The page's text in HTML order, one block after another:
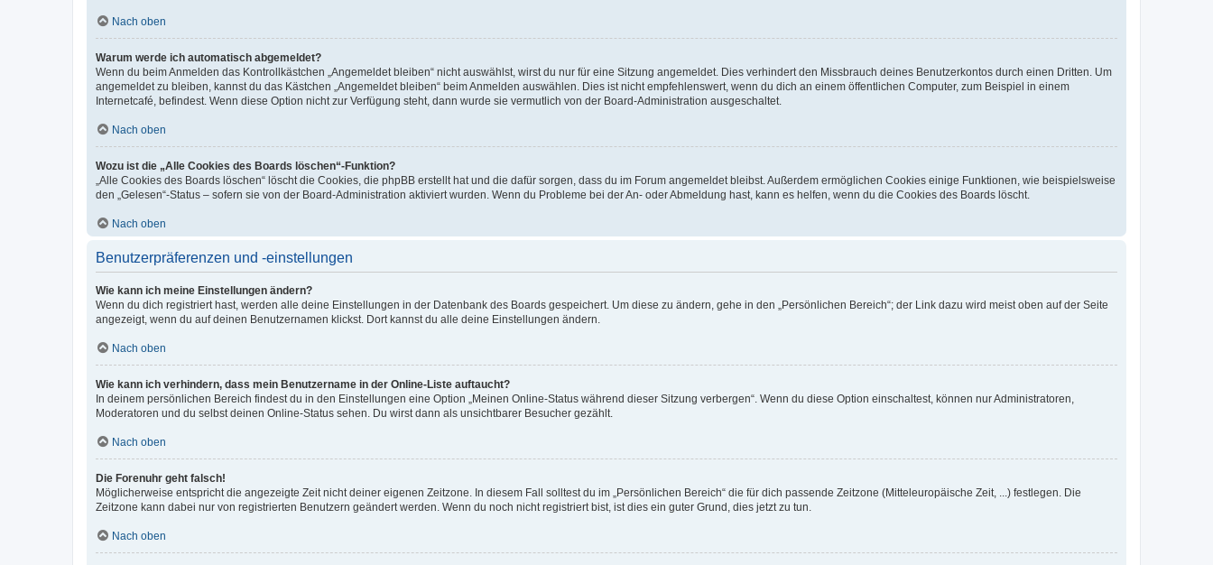
Nach oben
Warum werde ich automatisch abgemeldet?
Wenn du beim Anmelden das Kontrollkästchen „Angemeldet bleiben“ nicht auswählst, wirst du nur für eine Sitzung angemeldet. Dies verhindert den Missbrauch deines Benutzerkontos durch einen Dritten. Um
angemeldet zu bleiben, kannst du das Kästchen „Angemeldet bleiben“ beim Anmelden auswählen. Dies ist nicht empfehlenswert, wenn du dich an einem öffentlichen Computer, zum Beispiel in einem
Internetcafé, befindest. Wenn diese Option nicht zur Verfügung steht, dann wurde sie vermutlich von der Board-Administration ausgeschaltet.
Nach oben
Wozu ist die „Alle Cookies des Boards löschen“-Funktion?
„Alle Cookies des Boards löschen“ löscht die Cookies, die phpBB erstellt hat und die dafür sorgen, dass du im Forum angemeldet bleibst. Außerdem ermöglichen Cookies einige Funktionen, wie beispielsweise
den „Gelesen“-Status – sofern sie von der Board-Administration aktiviert wurden. Wenn du Probleme bei der An- oder Abmeldung hast, kann es helfen, wenn du die Cookies des Boards löscht.
Nach oben
Benutzerpräferenzen und -einstellungen
Wie kann ich meine Einstellungen ändern?
Wenn du dich registriert hast, werden alle deine Einstellungen in der Datenbank des Boards gespeichert. Um diese zu ändern, gehe in den „Persönlichen Bereich“; der Link dazu wird meist oben auf der Seite
angezeigt, wenn du auf deinen Benutzernamen klickst. Dort kannst du alle deine Einstellungen ändern.
Nach oben
Wie kann ich verhindern, dass mein Benutzername in der Online-Liste auftaucht?
In deinem persönlichen Bereich findest du in den Einstellungen eine Option „Meinen Online-Status während dieser Sitzung verbergen“. Wenn du diese Option einschaltest, können nur Administratoren,
Moderatoren und du selbst deinen Online-Status sehen. Du wirst dann als unsichtbarer Besucher gezählt.
Nach oben
Die Forenuhr geht falsch!
Möglicherweise entspricht die angezeigte Zeit nicht deiner eigenen Zeitzone. In diesem Fall solltest du im „Persönlichen Bereich“ die für dich passende Zeitzone (Mitteleuropäische Zeit, ...) festlegen. Die
Zeitzone kann dabei nur von registrierten Benutzern geändert werden. Wenn du noch nicht registriert bist, ist dies ein guter Grund, dies jetzt zu tun.
Nach oben